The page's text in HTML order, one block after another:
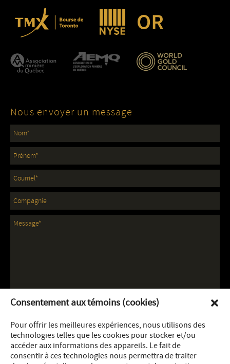
Consentement aux témoins (cookies)
Pour offrir les meilleures expériences, nous utilisons des
technologies telles que les cookies pour stocker et/ou
accéder aux informations des appareils. Le fait de
consentir à ces technologies nous permettra de traiter
Nous envoyer un message